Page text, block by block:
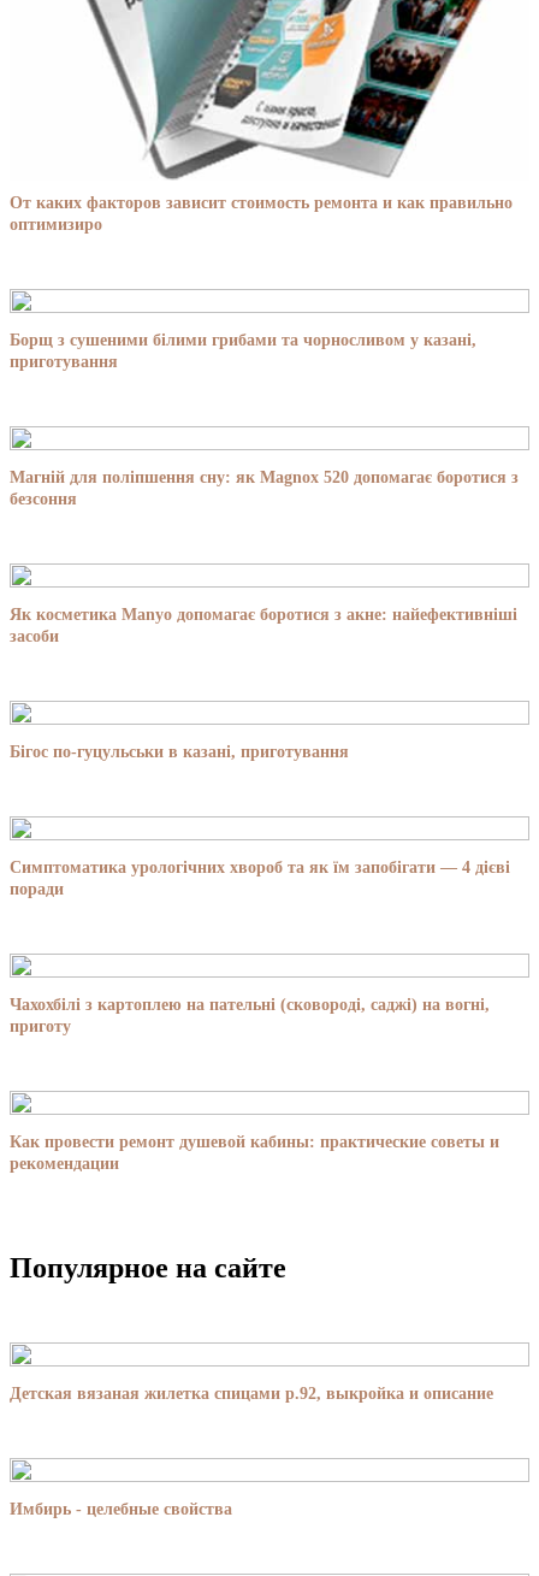
От каких факторов зависит стоимость ремонта и как правильно
оптимизиро
Борщ з сушеними білими грибами та чорносливом у казані,
приготування
Магній для поліпшення сну: як Magnox 520 допомагає боротися з
безсоння
Як косметика Manyo допомагає боротися з акне: найефективніші
засоби
Бігос по-гуцульськи в казані, приготування
Симптоматика урологічних хвороб та як їм запобігати — 4 дієві
поради
Чахохбілі з картоплею на пательні (сковороді, саджі) на вогні,
приготу
Как провести ремонт душевой кабины: практические советы и
рекомендации
Популярное на сайте
Детская вязаная жилетка спицами р.92, выкройка и описание
Имбирь - целебные свойства